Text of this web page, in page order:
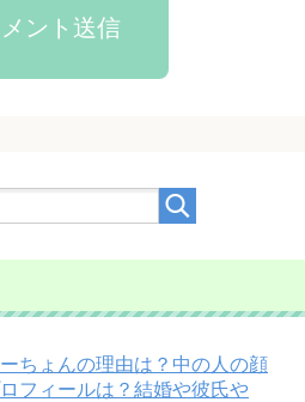
ント送信
ちょんの理由は？中の人の顔
フィールは？結婚や彼氏や